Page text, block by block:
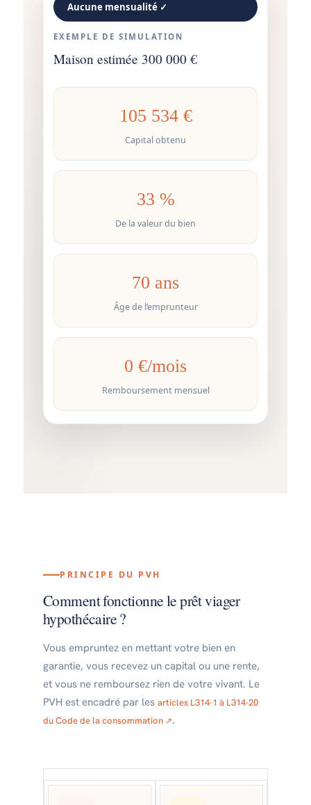
Aucune mensualité ✓
EXEMPLE DE SIMULATION
Maison estimée 300 000 €
105 534 €
Capital obtenu
33 %
De la valeur du bien
70 ans
Âge de l’emprunteur
0 €/mois
Remboursement mensuel
PRINCIPE DU PVH
Comment fonctionne le prêt viager
hypothécaire ?
Vous empruntez en mettant votre bien en
garantie, vous recevez un capital ou une rente,
et vous ne remboursez rien de votre vivant. Le
PVH est encadré par les articles L314-1 à L314-20
du Code de la consommation
.